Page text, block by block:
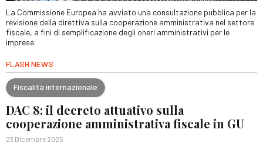
La Commissione Europea ha avviato una consultazione pubblica per la
revisione della direttiva sulla cooperazione amministrativa nel settore
fiscale, a fini di semplificazione degli oneri amministrativi per le
imprese.
FLASH NEWS
Fiscalità internazionale
DAC 8: il decreto attuativo sulla
cooperazione amministrativa fiscale in GU
23 Dicembre 2025